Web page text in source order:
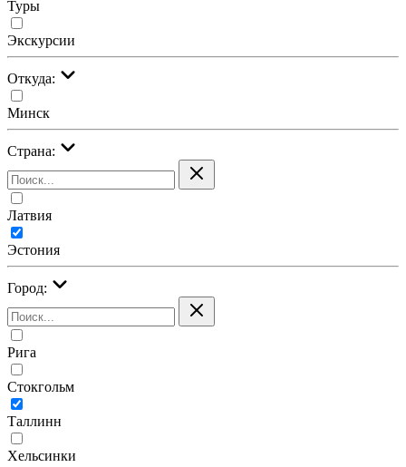
Туры
Экскурсии
Откуда:
Минск
Страна:
Латвия
Эстония
Город:
Рига
Стокгольм
Таллинн
Хельсинки